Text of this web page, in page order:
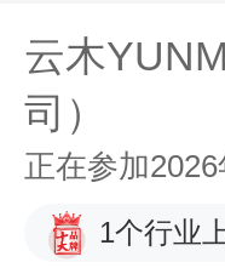
云木
司）
正在参加
1个行业